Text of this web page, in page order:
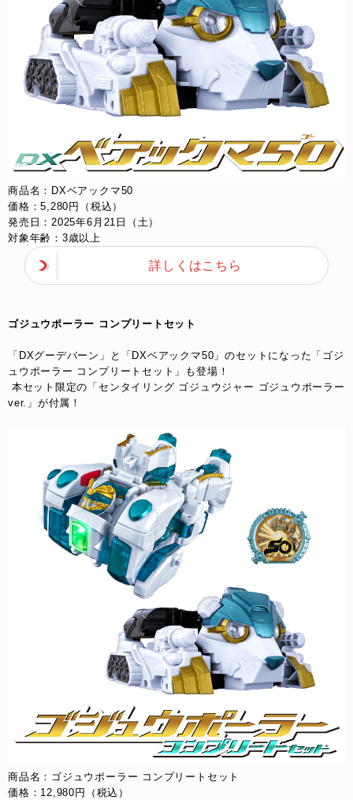
商品名：DXベアックマ50​
価格：5,280円（税込）​
発売日：2025年6月21日（土）​
対象年齢：3歳以上
詳しくはこちら
ゴジュウポーラー コンプリートセット​
「DXグーデバーン」と「DXベアックマ50」のセットになった​「ゴジ
ュウポーラー コンプリートセット」も登場！
​ 本セット限定の「センタイリング ゴジュウジャー ゴジュウポーラー
ver.」が付属！​
商品名：ゴジュウポーラー コンプリートセット​​
価格：12,980円（税込）​​